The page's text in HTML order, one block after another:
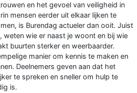
en het gevoel van veiligheid in
mensen eerder uit elkaar lijken te
is Burendag actueler dan ooit. Juist
weten wie er naast je woont en bij wie
buurten sterker en weerbaarder.
manier om kennis te maken en
Deelnemers geven aan dat het
te spreken en sneller om hulp te
is.